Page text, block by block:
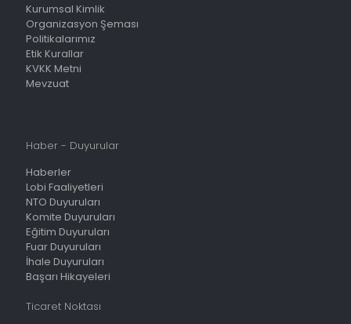
Kurumsal Kimlik
Organizasyon Şeması
Politikalarımız
Etik Kurallar
KVKK Metni
Mevzuat
Haber - Duyurular
Haberler
Lobi Faaliyetleri
NTO Duyuruları
Komite Duyuruları
Eğitim Duyuruları
Fuar Duyuruları
İhale Duyuruları
Başarı Hikayeleri
Ticaret Noktası